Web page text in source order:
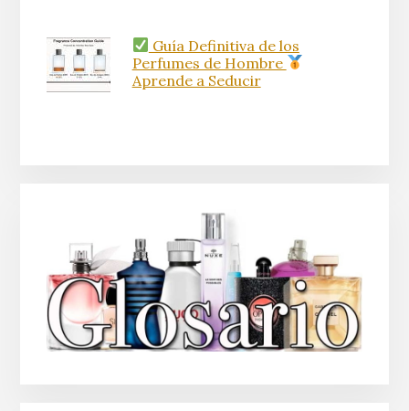
Guía Definitiva de los
Perfumes de Hombre
Aprende a Seducir